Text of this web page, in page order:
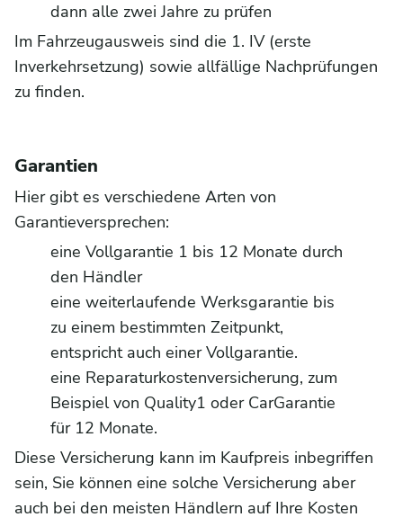
dann alle zwei Jahre zu prüfen
Im Fahrzeugausweis sind die 1. IV (erste
Inverkehrsetzung) sowie allfällige Nachprüfungen
zu finden.
Garantien
Hier gibt es verschiedene Arten von
Garantieversprechen:
eine Vollgarantie 1 bis 12 Monate durch
den Händler
eine weiterlaufende Werksgarantie bis
zu einem bestimmten Zeitpunkt,
entspricht auch einer Vollgarantie.
eine Reparaturkostenversicherung, zum
Beispiel von Quality1 oder CarGarantie
für 12 Monate.
Diese Versicherung kann im Kaufpreis inbegriffen
sein, Sie können eine solche Versicherung aber
auch bei den meisten Händlern auf Ihre Kosten